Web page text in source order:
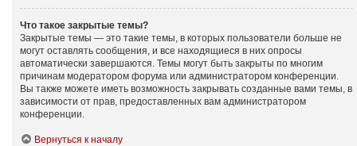
Что такое закрытые темы?
Закрытые темы — это такие темы, в которых пользователи больше не
могут оставлять сообщения, и все находящиеся в них опросы
автоматически завершаются. Темы могут быть закрыты по многим
причинам модератором форума или администратором конференции.
Вы также можете иметь возможность закрывать созданные вами темы, в
зависимости от прав, предоставленных вам администратором
конференции.
Вернуться к началу